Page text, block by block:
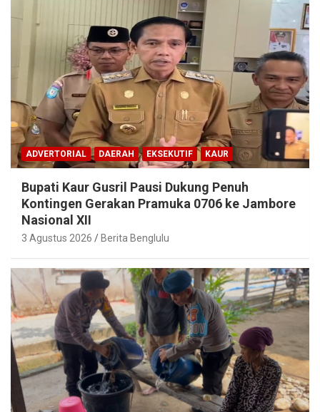
ADVERTORIAL DAERAH EKSEKUTIF KAUR
Bupati Kaur Gusril Pausi Dukung Penuh
Kontingen Gerakan Pramuka 0706 ke Jambore
Nasional XII
3 Agustus 2026 Berita Benglulu